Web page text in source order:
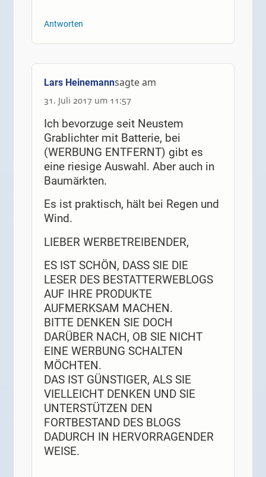
Antworten
Lars Heinemannsagte am
31. Juli 2017 um 11:57
Ich bevorzuge seit Neustem
Grablichter mit Batterie, bei
(WERBUNG ENTFERNT) gibt es
eine riesige Auswahl. Aber auch in
Baumärkten.
Es ist praktisch, hält bei Regen und
Wind.
LIEBER WERBETREIBENDER,
ES IST SCHÖN, DASS SIE DIE
LESER DES BESTATTERWEBLOGS
AUF IHRE PRODUKTE
AUFMERKSAM MACHEN.
BITTE DENKEN SIE DOCH
DARÜBER NACH, OB SIE NICHT
EINE WERBUNG SCHALTEN
MÖCHTEN.
DAS IST GÜNSTIGER, ALS SIE
VIELLEICHT DENKEN UND SIE
UNTERSTÜTZEN DEN
FORTBESTAND DES BLOGS
DADURCH IN HERVORRAGENDER
WEISE.